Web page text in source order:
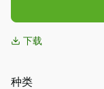
下载
种类
伙
伴
shop